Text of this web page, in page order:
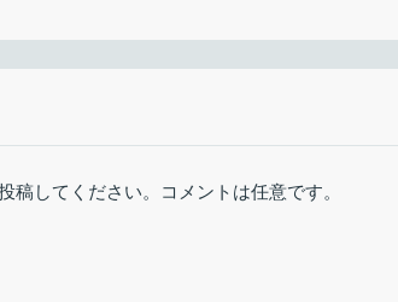
ードして再生できるプレーヤーです。
linux
してください。コメントは任意です。